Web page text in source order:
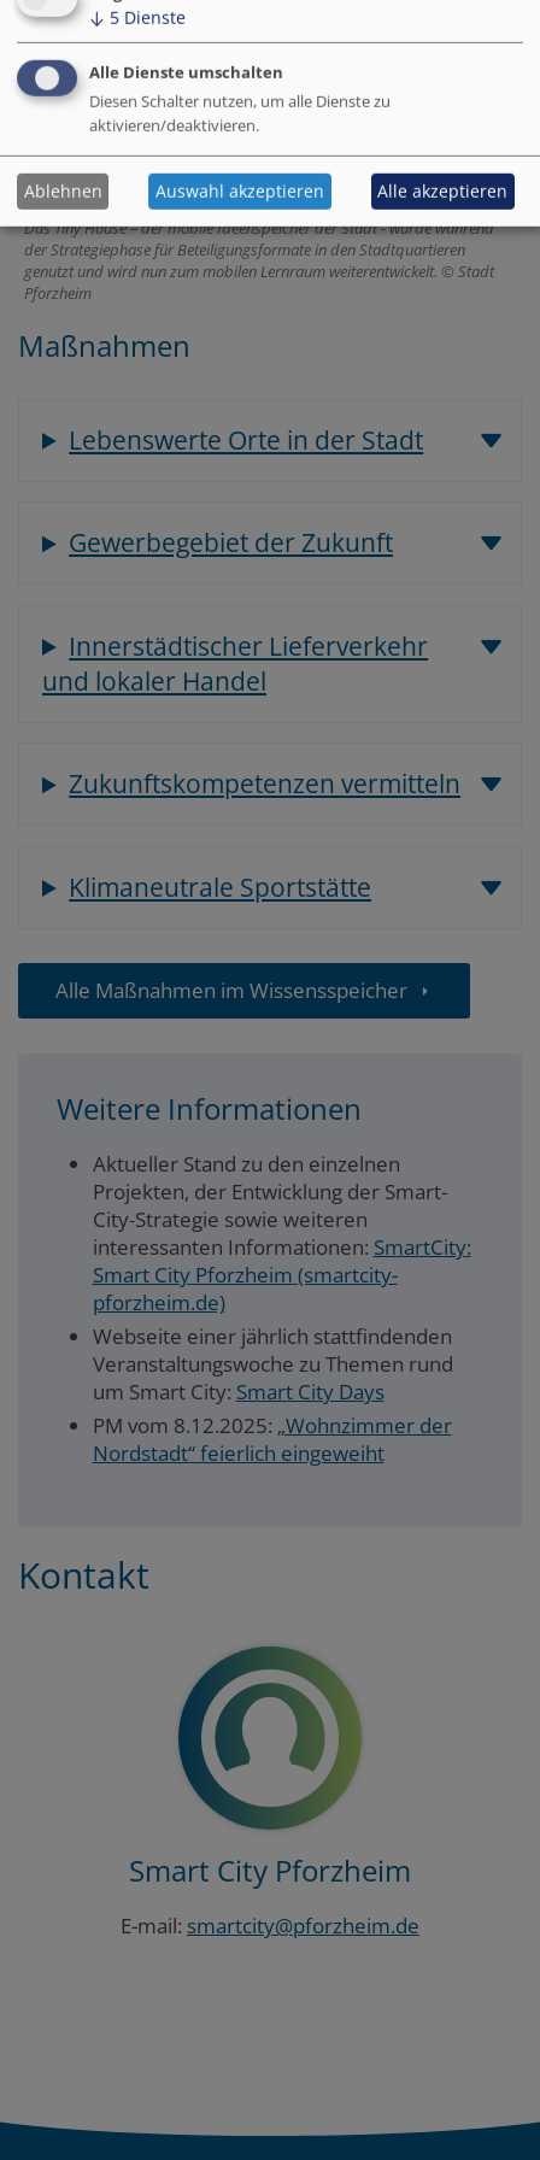
Das Tiny House – der mobile Ideenspeicher der Stadt - wurde während
der Strategiephase für Beteiligungsformate in den Stadtquartieren
genutzt und wird nun zum mobilen Lernraum weiterentwickelt.
Stadt
Pforzheim
Maßnahmen
Lebenswerte Orte in der Stadt
Gewerbegebiet der Zukunft
Innerstädtischer Lieferverkehr
und lokaler Handel
Zukunftskompetenzen vermitteln
Klimaneutrale Sportstätte
Alle Maßnahmen im Wissensspeicher
Weitere Informationen
Aktueller Stand zu den einzelnen
Projekten, der Entwicklung der Smart-
City‐Strategie sowie weiteren
interessanten Informationen: SmartCity:
Smart City Pforzheim (smartcity-
pforzheim.de)
Webseite einer jährlich stattfindenden
Veranstaltungswoche zu Themen rund
um Smart City: Smart City Days
PM vom 8.12.2025: „Wohnzimmer der
Nordstadt“ feierlich eingeweiht
Kontakt
Smart City Pforzheim
E-mail: smartcity@pforzheim.de
↓ 5 Dienste
Alle Dienste umschalten
Diesen Schalter nutzen, um alle Dienste zu
aktivieren/deaktivieren.
Ablehnen Auswahl akzeptieren Alle akzeptieren